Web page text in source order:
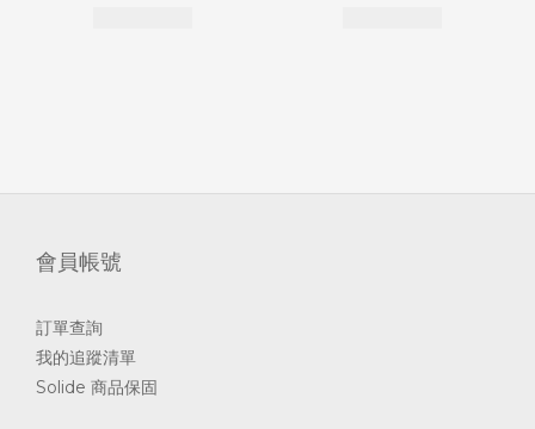
會員帳號
訂單查詢
我的追蹤清單
Solide 商品保固